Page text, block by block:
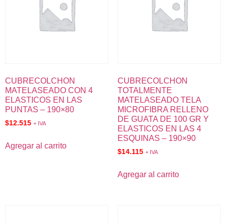
CUBRECOLCHON
MATELASEADO CON 4
ELASTICOS EN LAS
PUNTAS – 190×80
$12.515 + IVA
Agregar al carrito
CUBRECOLCHON
TOTALMENTE
MATELASEADO TELA
MICROFIBRA RELLENO
DE GUATA DE 100 GR Y
ELASTICOS EN LAS 4
ESQUINAS – 190×90
$14.115 + IVA
Agregar al carrito